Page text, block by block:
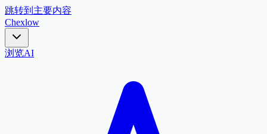
跳转到主要内容
Chexlow
浏览AI